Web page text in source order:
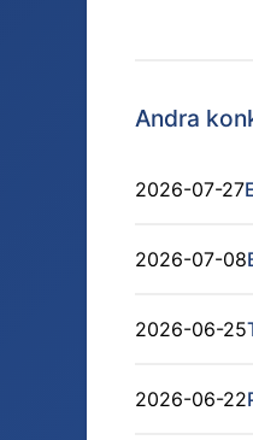
Andra
2026-07-27
2026-07-08
2026-06-25
2026-06-22